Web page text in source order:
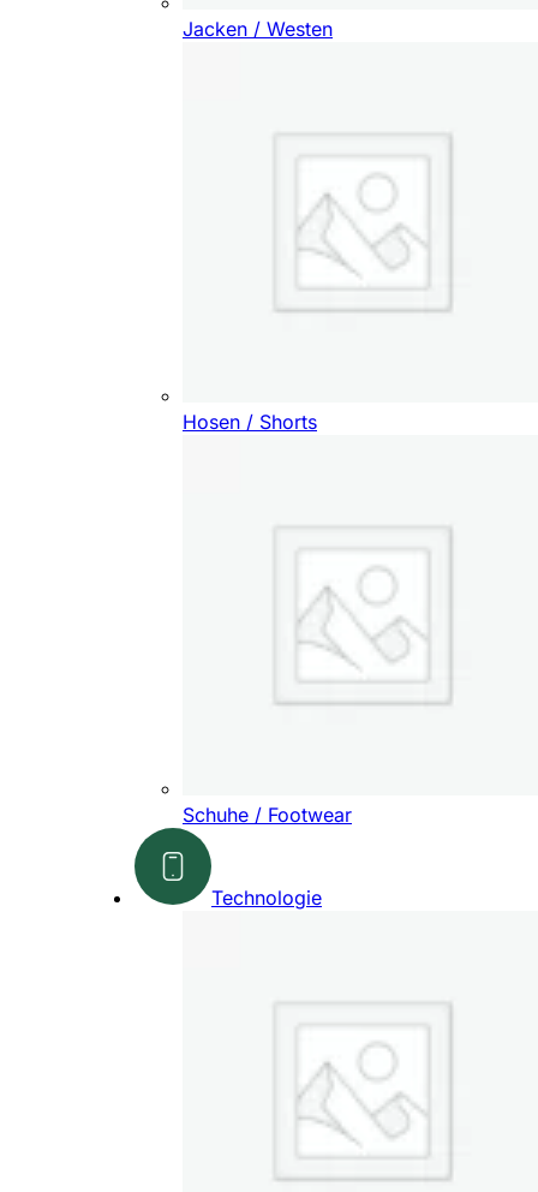
Jacken / Westen
Hosen / Shorts
Schuhe / Footwear
Technologie